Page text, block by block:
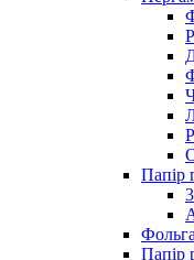
Папір
Фольга
Папір